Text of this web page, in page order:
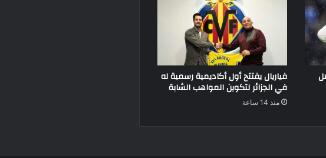
فياريال يفتتح أول أكاديمية رسمية له
في الجزائر لتكوين المواهب الشابة
منذ 14 ساعة